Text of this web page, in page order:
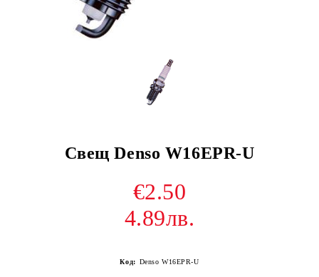
Свещ Denso W16EPR-U
€2.50
4.89лв.
Код: Denso W16EPR-U